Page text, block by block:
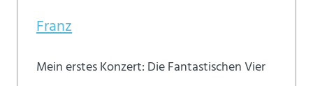
Franz
Mein erstes Konzert: Die Fantastischen Vier